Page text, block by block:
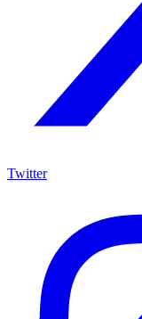
Twitter